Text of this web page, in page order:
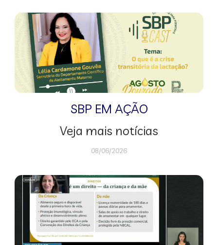
SBP EM AÇÃO
Veja mais notícias
08/06/2026